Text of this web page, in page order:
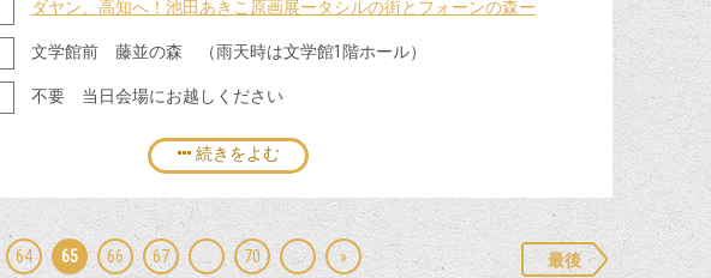
ダヤン、高知へ！池田あきこ原画展ータシルの街とフォーンの森ー
文学館前 藤並の森 （雨天時は文学館1階ホール）
不要 当日会場にお越しください
続きをよむ
64 65 66 67 70 ... » 最後